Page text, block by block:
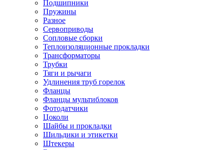
Подшипники
Пружины
Разное
Сервоприводы
Сопловые сборки
Теплоизоляционные прокладки
Трансформаторы
Трубки
Тяги и рычаги
Удлинения труб горелок
Фланцы
Фланцы мультиблоков
Фотодатчики
Цоколи
Шайбы и прокладки
Шильдики и этикетки
Штекеры